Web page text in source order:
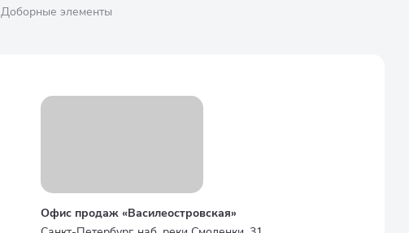
Доборные элементы
Офис продаж «Василеостровская»